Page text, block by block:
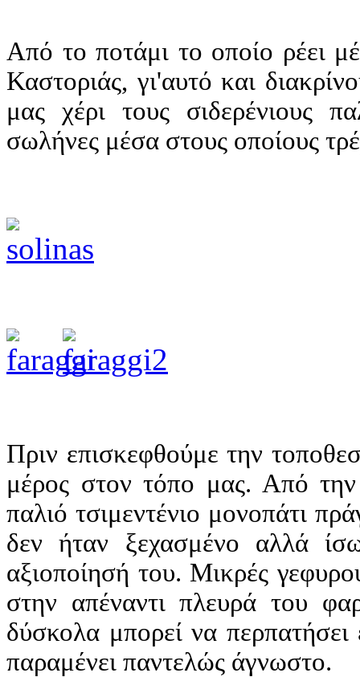
Από το ποτάμι το οποίο ρέει
Καστοριάς, γι'αυτό και
μας χέρι τους σιδερένιους
σωλήνες μέσα στους οποίους
Πριν επισκεφθούμε την
μέρος στον τόπο μας. Από
παλιό τσιμεντένιο μονοπάτι
δεν ήταν ξεχασμένο αλλά
αξιοποίησή του. Μικρές
στην απέναντι πλευρά του
δύσκολα μπορεί να
παραμένει παντελώς άγνωστο.